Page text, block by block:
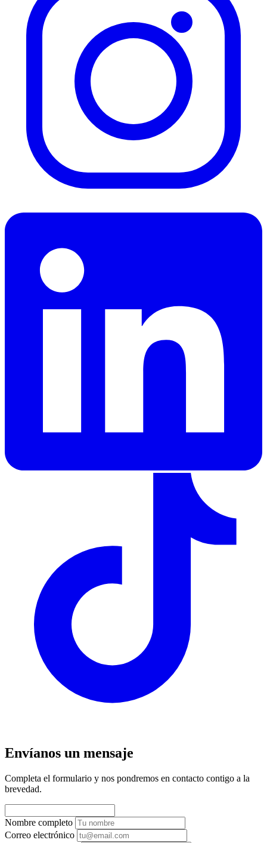
Envíanos un mensaje
Completa el formulario y nos pondremos en contacto contigo a la
brevedad.
Nombre completo
Correo electrónico